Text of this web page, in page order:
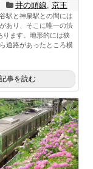
井の頭線, 京王
駅と神泉駅との間には
あり、そこに唯一の渋
ります。地形的には狭
道路があったところ横
記事を読む